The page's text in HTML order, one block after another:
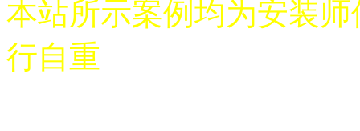
本站所示案例均为安装
行自重